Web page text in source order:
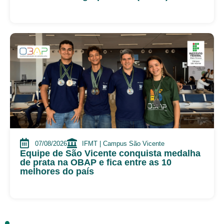
07/08/2026 IFMT | Campus São Vicente
Equipe de São Vicente conquista medalha
de prata na OBAP e fica entre as 10
melhores do país